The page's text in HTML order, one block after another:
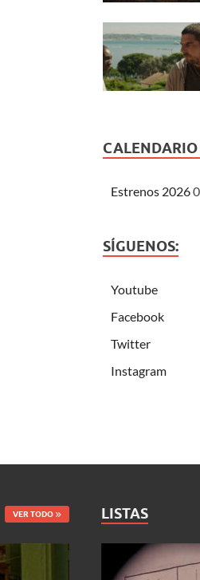
CALENDARIO
Estrenos 20260
SÍGUENOS:
Youtube
Facebook
Twitter
Instagram
VER TODO LISTAS